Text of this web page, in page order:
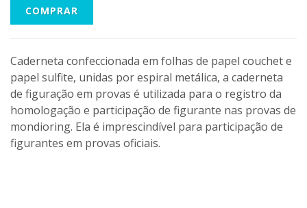
COMPRAR
Caderneta confeccionada em folhas de papel couchet e
papel sulfite, unidas por espiral metálica, a caderneta
de figuração em provas é utilizada para o registro da
homologação e participação de figurante nas provas de
mondioring. Ela é imprescindível para participação de
figurantes em provas oficiais.